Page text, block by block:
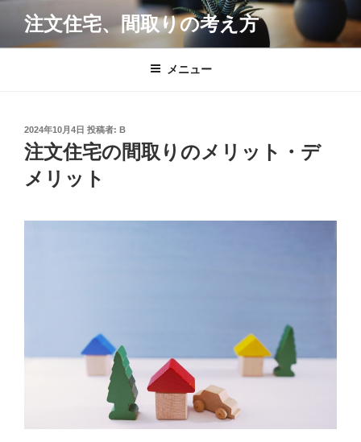
テ
注文住宅、間取りの考え方
メニュー
投
稿
日:
2024年10月4日 投稿者: B
注文住宅の間取りのメリット・デ
メリット